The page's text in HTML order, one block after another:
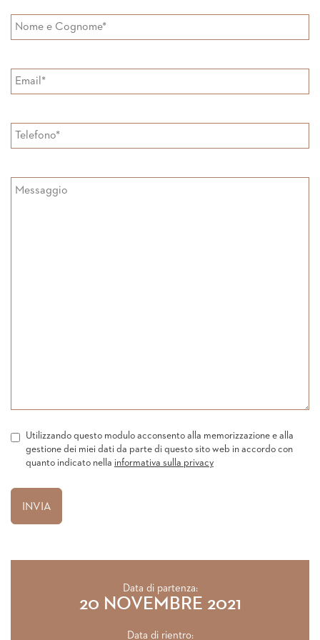
Utilizzando questo modulo acconsento alla memorizzazione e alla
gestione dei miei dati da parte di questo sito web in accordo con
quanto indicato nella informativa sulla privacy
Data di partenza:
20 NOVEMBRE 2021
Data di rientro: